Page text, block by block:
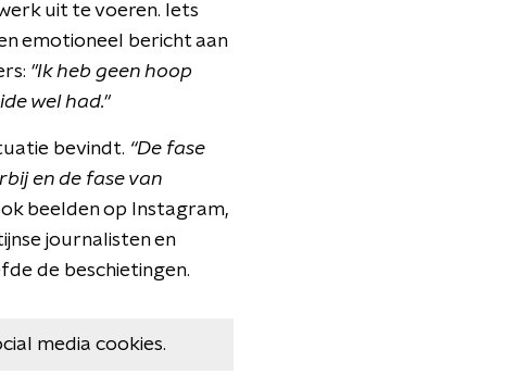
uit te voeren. Iets
emotioneel bericht aan
"Ik heb geen hoop
wel had."
bevindt. “De fase
en de fase van
beelden op Instagram,
journalisten en
de beschietingen.
media cookies.